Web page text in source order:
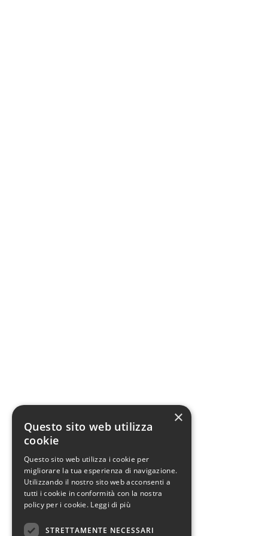
×
Questo sito web utilizza
cookie
Questo sito web utilizza i cookie per
migliorare la tua esperienza di navigazione.
Utilizzando il nostro sito web acconsenti a
tutti i cookie in conformità con la nostra
policy per i cookie. Leggi di più
STRETTAMENTE NECESSARI